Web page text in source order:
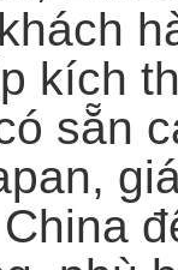
kích
sẵn